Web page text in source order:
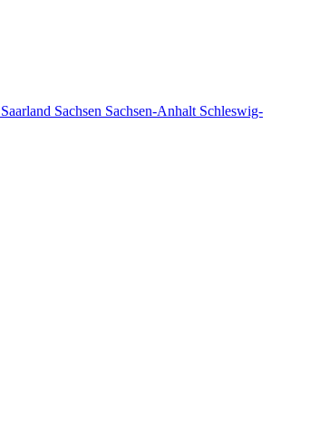
Saarland Sachsen Sachsen-Anhalt Schleswig-